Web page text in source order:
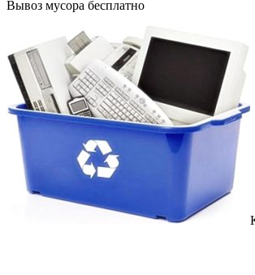
Вывоз мусора бесплатно